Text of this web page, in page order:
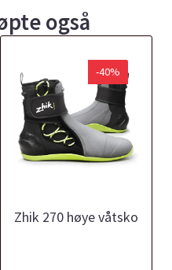
også
-40%
Zhik 270 høye våtsko